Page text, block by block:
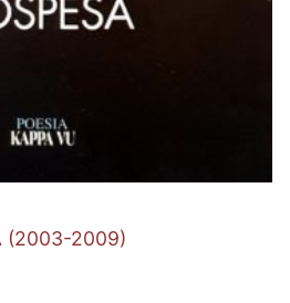
(2003-2009)